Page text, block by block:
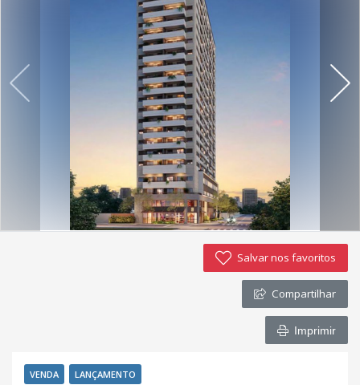
Salvar nos favoritos
Compartilhar
Imprimir
VENDA LANÇAMENTO